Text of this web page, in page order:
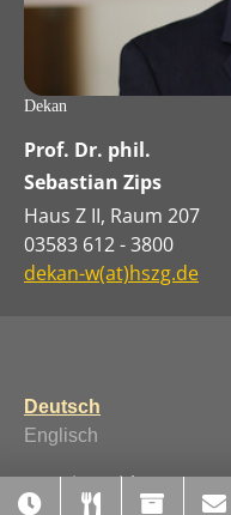
Dekan
Prof. Dr. phil.
Sebastian Zips
Haus Z II, Raum 207
03583 612 - 3800
dekan-w(at)hszg.de
Deutsch
Englisch
Running withTYPO3